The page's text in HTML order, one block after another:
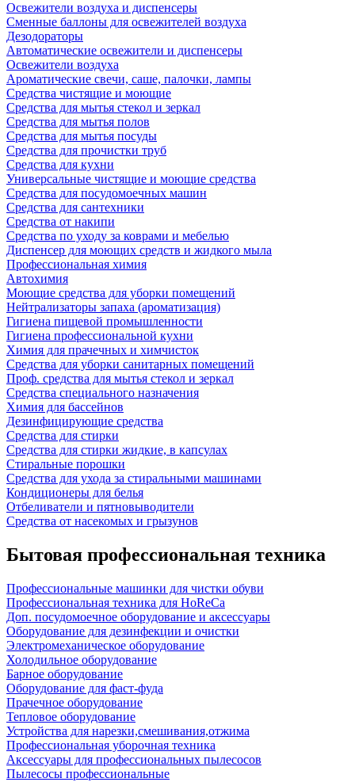
Освежители воздуха и диспенсеры
Сменные баллоны для освежителей воздуха
Дезодораторы
Автоматические освежители и диспенсеры
Освежители воздуха
Ароматические свечи, саше, палочки, лампы
Средства чистящие и моющие
Средства для мытья стекол и зеркал
Средства для мытья полов
Средства для мытья посуды
Средства для прочистки труб
Средства для кухни
Универсальные чистящие и моющие средства
Средства для посудомоечных машин
Средства для сантехники
Средства от накипи
Средства по уходу за коврами и мебелью
Диспенсер для моющих средств и жидкого мыла
Профессиональная химия
Автохимия
Моющие средства для уборки помещений
Нейтрализаторы запаха (ароматизация)
Гигиена пищевой промышленности
Гигиена профессиональной кухни
Химия для прачечных и химчисток
Средства для уборки санитарных помещений
Проф. средства для мытья стекол и зеркал
Средства специального назначения
Химия для бассейнов
Дезинфицирующие средства
Средства для стирки
Средства для стирки жидкие, в капсулах
Стиральные порошки
Средства для ухода за стиральными машинами
Кондиционеры для белья
Отбеливатели и пятновыводители
Средства от насекомых и грызунов
Бытовая профессиональная техника
Профессиональные машинки для чистки обуви
Профессиональная техника для HoReCa
Доп. посудомоечное оборудование и аксессуары
Оборудование для дезинфекции и очистки
Электромеханическое оборудование
Холодильное оборудование
Барное оборудование
Оборудование для фаст-фуда
Прачечное оборудование
Тепловое оборудование
Устройства для нарезки,смешивания,отжима
Профессиональная уборочная техника
Аксессуары для профессиональных пылесосов
Пылесосы профессиональные